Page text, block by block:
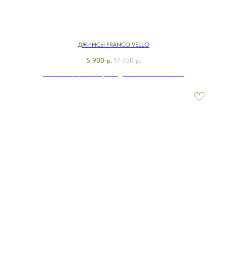
ДЖИНСЫ FRANCO VELLO
5 900 р.17 750 р.